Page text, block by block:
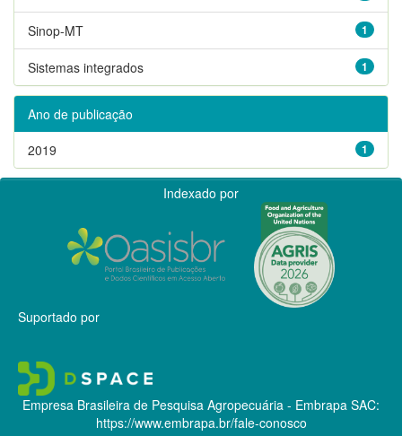
1
Sinop-MT
1
Sistemas integrados
Ano de publicação
1
2019
Indexado por
Suportado por
Empresa Brasileira de Pesquisa Agropecuária - Embrapa SAC:
https://www.embrapa.br/fale-conosco